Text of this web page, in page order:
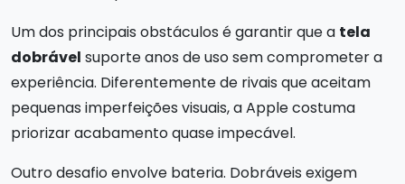
Um dos principais obstáculos é garantir que a tela
dobrável suporte anos de uso sem comprometer a
experiência. Diferentemente de rivais que aceitam
pequenas imperfeições visuais, a Apple costuma
priorizar acabamento quase impecável.
Outro desafio envolve bateria. Dobráveis exigem